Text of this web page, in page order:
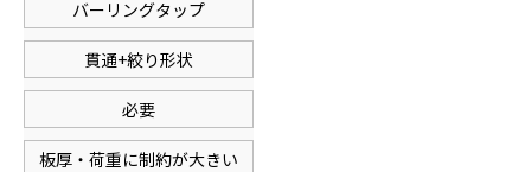
バーリングタップ
貫通+絞り形状
必要
板厚・荷重に制約が大きい